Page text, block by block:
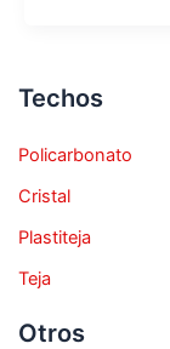
Techos
Policarbonato
Cristal
Plastiteja
Teja
Otros